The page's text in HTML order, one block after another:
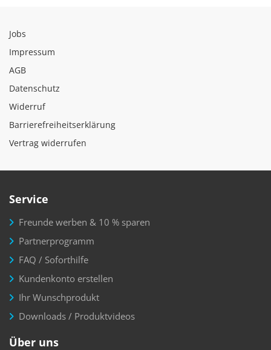
Jobs
Impressum
AGB
Datenschutz
Widerruf
Barrierefreiheitserklärung
Vertrag widerrufen
Service
Freunde werben & 10 % sparen
Partnerprogramm
FAQ / Soforthilfe
Kundenkonto erstellen
Ihr Wunschprodukt
Downloads / Produktvideos
Über uns